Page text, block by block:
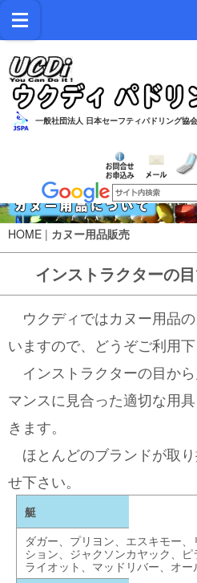
一般社団法人 日本セーフティパドリング協
HOME | カヌー用品販売
インストラクターの
ウクディではカヌー用品
いますので、どうぞご利用下
インストラクターの目か
マンスに見合った適切な用
きます。
ほとんどのブランドが取
せ下さい。
艇
ダガー、プリヨン、エスキモー
ション、ジャクソンカヤック、ピ
ライオット、マッドリバー、オ